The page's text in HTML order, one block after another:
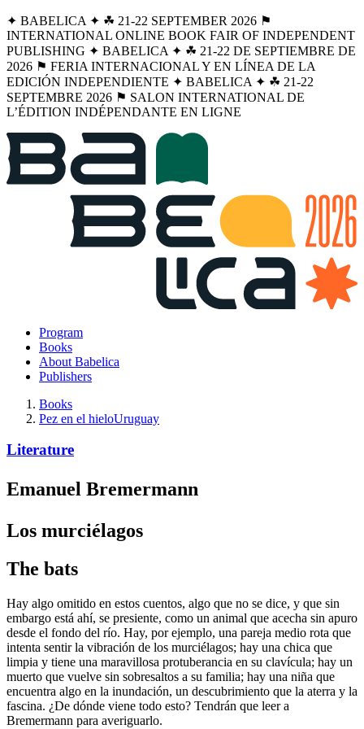
✦ BABELICA ✦ ☘︎ 21-22 SEPTEMBER 2026 ⚑
INTERNATIONAL ONLINE BOOK FAIR OF INDEPENDENT
PUBLISHING ✦ BABELICA ✦ ☘︎ 21-22 DE SEPTIEMBRE DE
2026 ⚑ FERIA INTERNACIONAL Y EN LÍNEA DE LA
EDICIÓN INDEPENDIENTE ✦ BABELICA ✦ ☘︎ 21-22
SEPTEMBRE 2026 ⚑ SALON INTERNATIONAL DE
L’ÉDITION INDÉPENDANTE EN LIGNE
Program
Books
About Babelica
Publishers
Books
Pez en el hieloUruguay
Literature
Emanuel Bremermann
Los murciélagos
The bats
Hay algo omitido en estos cuentos, algo que no se dice, y que sin
embargo está ahí, se presiente, como un animal que acecha sin apuro
desde el fondo del río. Hay, por ejemplo, una pareja medio rota que
intenta sentir la vibración de los murciélagos; hay una chica que
limpia y tiene una maravillosa protuberancia en su clavícula; hay un
muerto que vuelve sin sobresaltos a su familia; hay una niña que
encuentra algo en la inundación, un descubrimiento que la aterra y la
fascina. ¿De dónde viene todo esto? Tendrán que leer a
Bremermann para averiguarlo.